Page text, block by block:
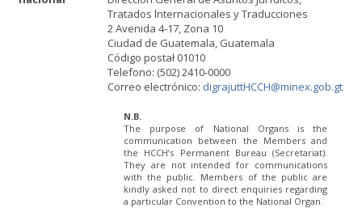
Tratados lnternacionales y Traducciones
2 Avenida 4-17, Zona 10
Ciudad de Guatemala, Guatemala
Código postał 01010
Telefono: (502) 2410-0000
Correo electrónico: digrajuttHCCH@minex.gob.gt
N.B.
The purpose of National Organs is the
communication between the Members and
the HCCH’s Permanent Bureau (Secretariat).
They are not intended for communications
with the public. Members of the public are
kindly asked not to direct enquiries regarding
a particular Convention to the National Organ.